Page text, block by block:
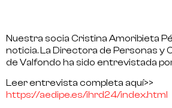
Nuestra socia Cristina Amoribieta
noticia. La Directora de Personas y
de Valfondo ha sido entrevistada
Leer entrevista completa aquí>>
https://aedipe.es/ihrd24/index.html